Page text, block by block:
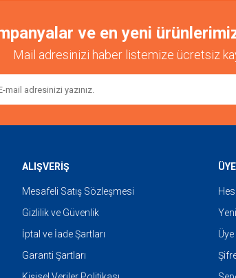
Gönder
ve en yeni
Mail adresinizi haber listemize ücretsiz
ALIŞVERİŞ
Mesafeli Satış Sözleşmesi
Gizlilik ve Güvenlik
İptal ve İade Şartları
Garanti Şartları